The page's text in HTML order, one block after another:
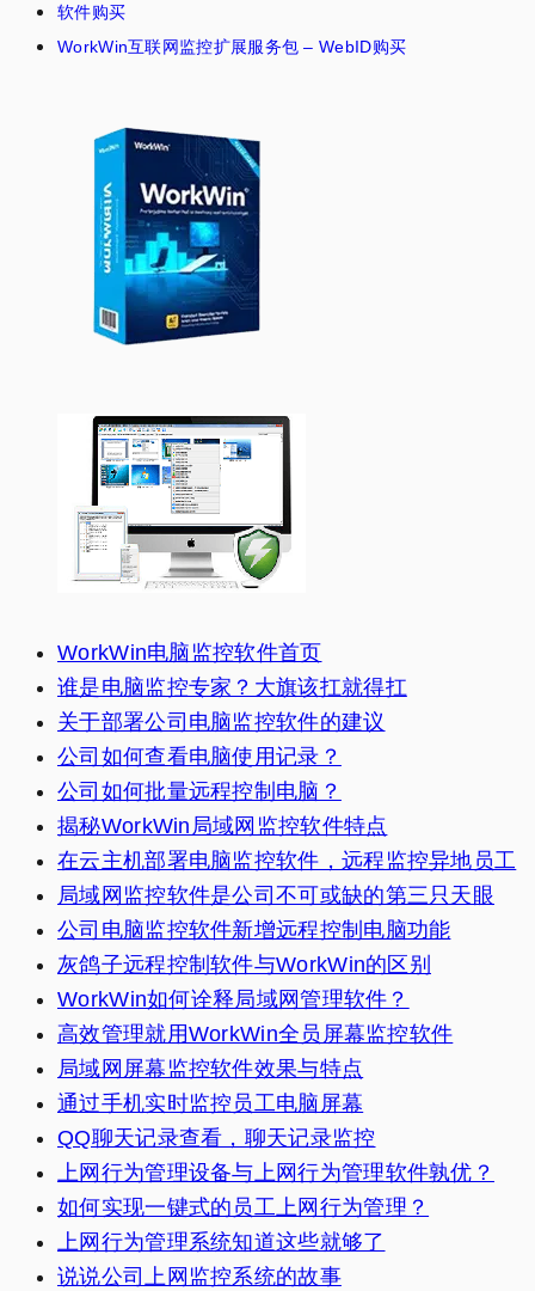
软件购买
WorkWin互联网监控扩展服务包 – WebID购买
WorkWin电脑监控软件首页
谁是电脑监控专家？大旗该扛就得扛
关于部署公司电脑监控软件的建议
公司如何查看电脑使用记录？
公司如何批量远程控制电脑？
揭秘WorkWin局域网监控软件特点
在云主机部署电脑监控软件，远程监控异地员工
局域网监控软件是公司不可或缺的第三只天眼
公司电脑监控软件新增远程控制电脑功能
灰鸽子远程控制软件与WorkWin的区别
WorkWin如何诠释局域网管理软件？
高效管理就用WorkWin全员屏幕监控软件
局域网屏幕监控软件效果与特点
通过手机实时监控员工电脑屏幕
QQ聊天记录查看，聊天记录监控
上网行为管理设备与上网行为管理软件孰优？
如何实现一键式的员工上网行为管理？
上网行为管理系统知道这些就够了
说说公司上网监控系统的故事